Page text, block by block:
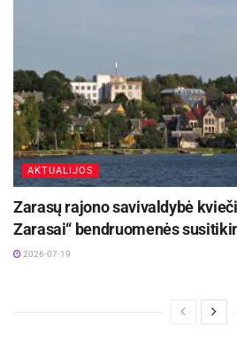
AKTUALIJOS
Zarasų rajono savivaldybė
Zarasai“ bendruomenės
2026-07-19